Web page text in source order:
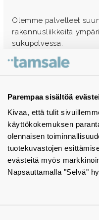
Parempaa sisältöä
Kivaa, että tulit
käyttökokemuksen
olennaisen
tuotekuvastojen
evästeitä myös
Napsauttamalla "Selvä"
Olemme palvelleet
rakennusliikkeitä
sukupolvessa.
Ota yhteyttä -
Tuotekuvastot
Instagram
BIM-objektit
Yhteystiedot
Tiedotteet